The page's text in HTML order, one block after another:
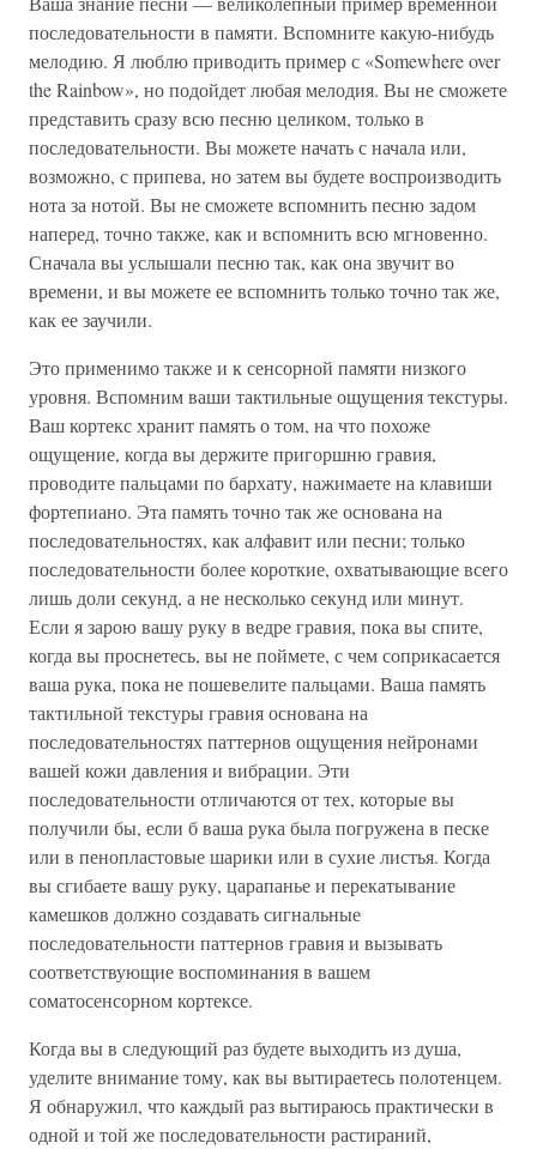
последовательности в памяти. Вспомните какую-нибудь
мелодию. Я люблю приводить пример с «Somewhere over
the Rainbow», но подойдет любая мелодия. Вы не сможете
представить сразу всю песню целиком, только в
последовательности. Вы можете начать с начала или,
возможно, с припева, но затем вы будете воспроизводить
нота за нотой. Вы не сможете вспомнить песню задом
наперед, точно также, как и вспомнить всю мгновенно.
Сначала вы услышали песню так, как она звучит во
времени, и вы можете ее вспомнить только точно так же,
как ее заучили.
Это применимо также и к сенсорной памяти низкого
уровня. Вспомним ваши тактильные ощущения текстуры.
Ваш кортекс хранит память о том, на что похоже
ощущение, когда вы держите пригоршню гравия,
проводите пальцами по бархату, нажимаете на клавиши
фортепиано. Эта память точно так же основана на
последовательностях, как алфавит или песни; только
последовательности более короткие, охватывающие всего
лишь доли секунд, а не несколько секунд или минут.
Если я зарою вашу руку в ведре гравия, пока вы спите,
когда вы проснетесь, вы не поймете, с чем соприкасается
ваша рука, пока не пошевелите пальцами. Ваша память
тактильной текстуры гравия основана на
последовательностях паттернов ощущения нейронами
вашей кожи давления и вибрации. Эти
последовательности отличаются от тех, которые вы
получили бы, если б ваша рука была погружена в песке
или в пенопластовые шарики или в сухие листья. Когда
вы сгибаете вашу руку, царапанье и перекатывание
камешков должно создавать сигнальные
последовательности паттернов гравия и вызывать
соответствующие воспоминания в вашем
соматосенсорном кортексе.
Когда вы в следующий раз будете выходить из душа,
уделите внимание тому, как вы вытираетесь полотенцем.
Я обнаружил, что каждый раз вытираюсь практически в
одной и той же последовательности растираний,